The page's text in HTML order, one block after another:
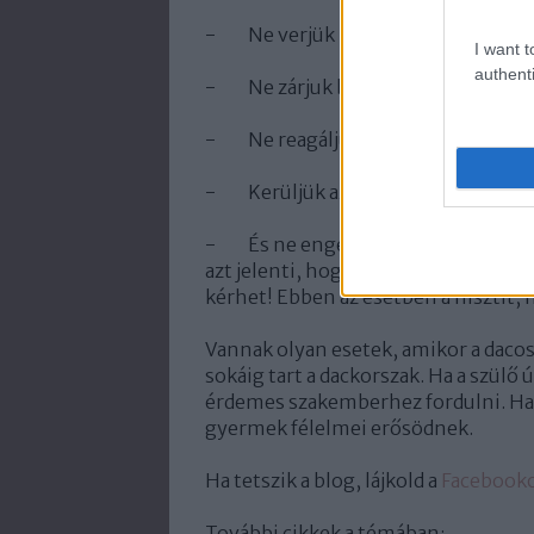
I want
- Ne verjük meg!
- Ne zárjuk be!
- Ne reagáljunk rá hisztivel!
- Kerüljük az ésszerűtlen
- És ne engedjünk a hisztinek,
azt jelenti, hogy állandó tiltásokat
kérhet! Ebben az esetben a
Vannak olyan esetek, amikor a
sokáig tart a dackorszak. Ha a
érdemes szakemberhez fordulni.
gyermek félelmei erősödnek.
Ha tetszik a blog, lájkold a